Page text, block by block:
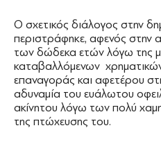
Ο σχετικός διάλογος στην
περιστράφηκε, αφενός
των δώδεκα ετών λόγω της
καταβαλλόμενων
επαναγοράς και αφετέρου
αδυναμία του ευάλωτου
ακίνητου λόγω των πολύ
της πτώχευσης του.